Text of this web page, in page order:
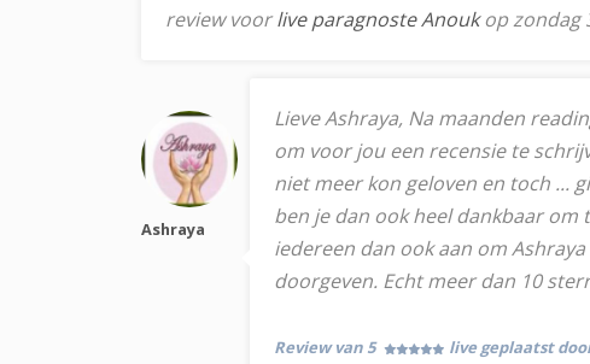
review voorlive paragnoste Anoukop zondag
Ashraya
Lieve Ashraya, Na maanden
om voor jou een recensie te
niet meer kon geloven en toch ...
ben je dan ook heel dankbaar
iedereen dan ook aan om
doorgeven. Echt meer dan 10
Review van 5 live geplaatst